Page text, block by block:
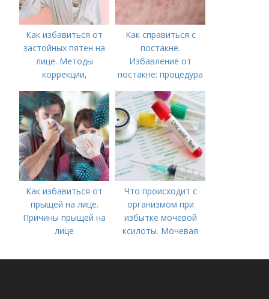
Как избавиться от
застойных пятен на
лице. Методы
коррекции,
акне и удаления
рубцов и шрамов
постакне
Как справиться с
постакне.
Избавление от
постакне: процедура
Как избавиться от
прыщей на лице.
Причины прыщей на
лице
Что происходит с
организмом при
избытке мочевой
ксилоты. Мочевая
норма и отклонения